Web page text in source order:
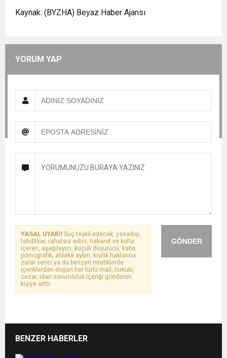
Kaynak: (BYZHA) Beyaz Haber Ajansı
YORUM YAP
GÖNDER
YASAL UYARI! Suç teşkil edecek, yasadışı,
tehditkar, rahatsız edici, hakaret ve küfür
içeren, aşağılayıcı, küçük düşürücü, kaba,
pornografik, ahlaka aykırı, kişilik haklarına
zarar verici ya da benzeri niteliklerde
içeriklerden doğan her türlü mali, hukuki,
cezai, idari sorumluluk içeriği gönderen
kişiye aittir.
BENZER HABERLER